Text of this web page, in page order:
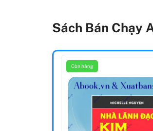
Sách Bán Chạy
Còn hàng